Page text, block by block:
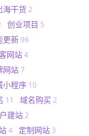
海干货2
创业项目 5
更新96
网站4
网站7
小程序 10
11 域名购买2
建站2
4 定制网站 3